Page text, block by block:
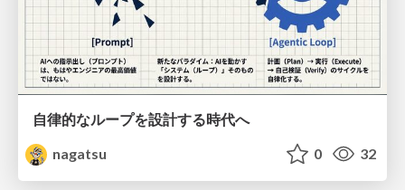
自律的なループを設計する時代へ
nagatsu
0 32